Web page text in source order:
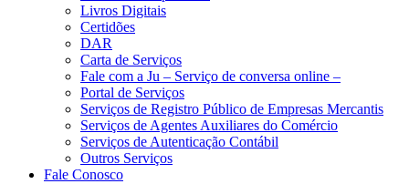
Livros Digitais
Certidões
DAR
Carta de Serviços
Fale com a Ju – Serviço de conversa online –
Portal de Serviços
Serviços de Registro Público de Empresas Mercantis
Serviços de Agentes Auxiliares do Comércio
Serviços de Autenticação Contábil
Outros Serviços
Fale Conosco